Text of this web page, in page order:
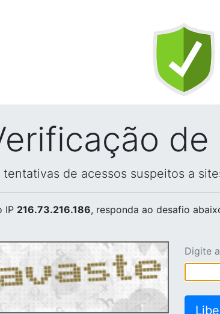
de
de acessos suspeitos a
IP 216.73.216.186, responda ao desafio
Digite